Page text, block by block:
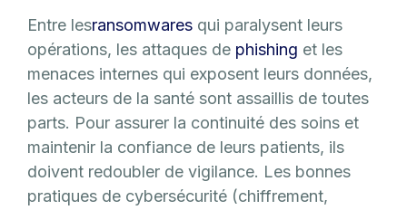
Entre lesransomwares qui paralysent leurs
opérations, les attaques de phishing et les
menaces internes qui exposent leurs données,
les acteurs de la santé sont assaillis de toutes
parts. Pour assurer la continuité des soins et
maintenir la confiance de leurs patients, ils
doivent redoubler de vigilance. Les bonnes
pratiques de cybersécurité (chiffrement,